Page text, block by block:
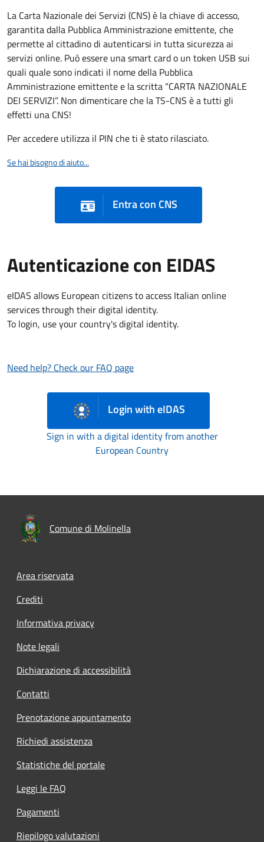
La Carta Nazionale dei Servizi (CNS) è la chiave di accesso,
garantita dalla Pubblica Amministrazione emittente, che
permette al cittadino di autenticarsi in tutta sicurezza ai
servizi online. Può essere una smart card o un token USB sui
quali quale sono indicati il nome della Pubblica
Amministrazione emittente e la scritta “CARTA NAZIONALE
DEI SERVIZI”. Non dimenticare che la TS-CNS è a tutti gli
effetti una CNS!
Per accedere utilizza il PIN che ti è stato rilasciato.
Se hai bisogno di aiuto...
Entra con CNS
Autenticazione con EIDAS
eIDAS allows European citizens to access Italian online
services through their digital identity.
To login, use your country's digital identity.
Need help? Check our FAQ page
Login with eIDAS
Sign in with a digital identity from another
European Country
Comune di Molinella
Area riservata
Crediti
Informativa privacy
Note legali
Dichiarazione di accessibilità
Contatti
Prenotazione appuntamento
Richiedi assistenza
Statistiche del portale
Leggi le FAQ
Pagamenti
Riepilogo valutazioni